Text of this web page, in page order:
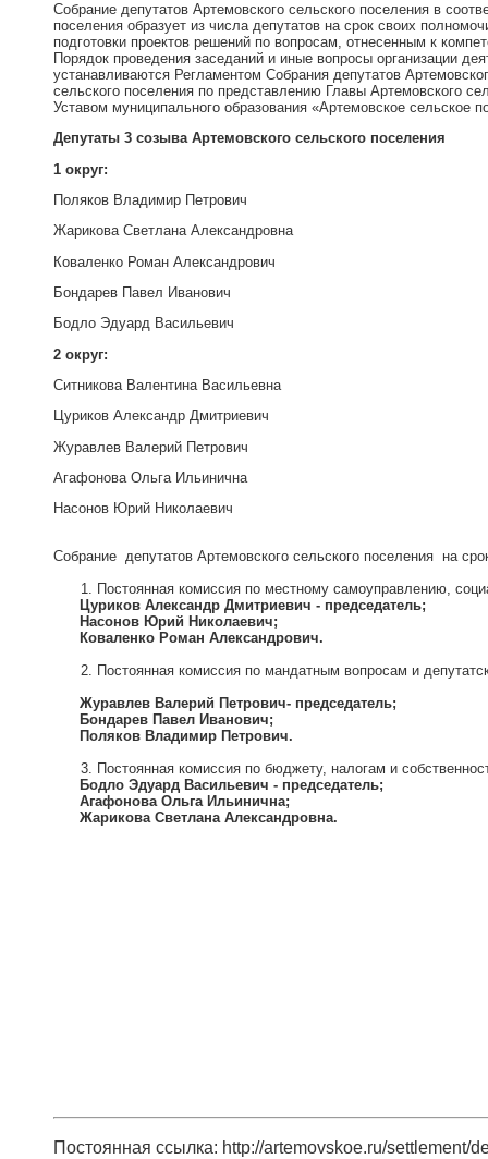
Собрание депутатов Артемовского сельского поселения в
поселения образует из числа депутатов на срок своих
подготовки проектов решений по вопросам, отнесенным к
Порядок проведения заседаний и иные вопросы организации
устанавливаются Регламентом Собрания депутатов
сельского поселения по представлению Главы Артемовского
Уставом муниципального образования «Артемовское сельское
Депутаты 3 созыва Артемовского сельского поселения
1 округ:
Поляков Владимир Петрович
Жарикова Светлана Александровна
Коваленко Роман Александрович
Бондарев Павел Иванович
Бодло Эдуард Васильевич
2 округ:
Ситникова Валентина Васильевна
Цуриков Александр Дмитриевич
Журавлев Валерий Петрович
Агафонова Ольга Ильинична
Насонов Юрий Николаевич
Собрание депутатов Артемовского сельского поселения на
Постоянная комиссия по местному самоуправлению,
Цуриков Александр Дмитриевич - председатель;
Насонов Юрий Николаевич;
Коваленко Роман Александрович.
Постоянная комиссия по мандатным вопросам и
Журавлев Валерий Петрович- председатель;
Бондарев Павел Иванович;
Поляков Владимир Петрович.
Постоянная комиссия по бюджету, налогам и
Бодло Эдуард Васильевич - председатель;
Агафонова Ольга Ильинична;
Жарикова Светлана Александровна.
Постоянная ссылка: http://artemovskoe.ru/settlement/